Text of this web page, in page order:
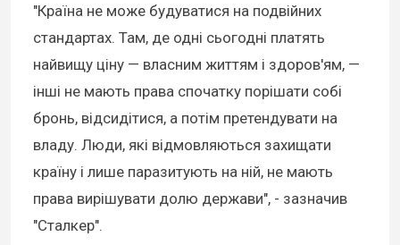
"Країна не може будуватися на подвійних
стандартах. Там, де одні сьогодні платять
найвищу ціну — власним життям і здоров'ям, —
інші не мають права спочатку порішати собі
бронь, відсидітися, а потім претендувати на
владу. Люди, які відмовляються захищати
країну і лише паразитують на ній, не мають
права вирішувати долю держави", - зазначив
"Сталкер".